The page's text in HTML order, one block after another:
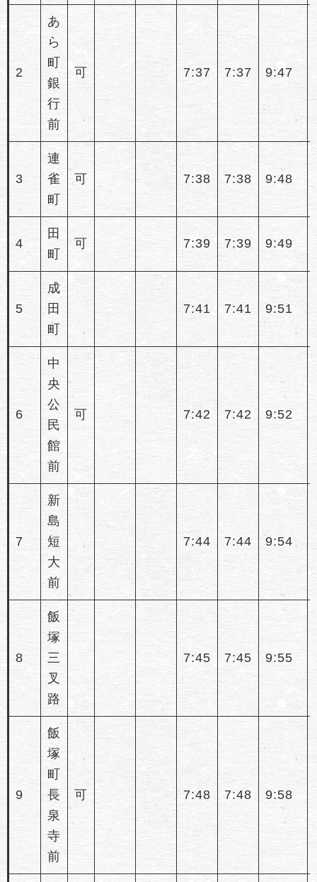
2
あ
ら
町
銀
行
前
可 7:37 7:37 9:47
3
連
雀
町
可 7:38 7:38 9:48
4
田
町
可 7:39 7:39 9:49
5
成
田
町
7:41 7:41 9:51
6
中
央
公
民
館
前
可 7:42 7:42 9:52
7
新
島
短
大
前
7:44 7:44 9:54
8
飯
塚
三
叉
路
7:45 7:45 9:55
9
飯
塚
町
長
泉
寺
前
可 7:48 7:48 9:58